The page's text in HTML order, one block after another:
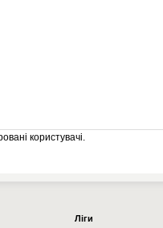
користувачі.
Ліги